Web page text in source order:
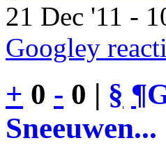
21 Dec '11 -
Googley
+ 0 - 0 | § ¶
Sneeuwen...